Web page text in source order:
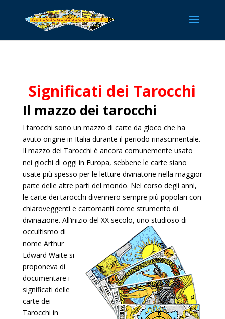
Significati dei Tarocchi
Il mazzo dei tarocchi
I tarocchi sono un mazzo di carte da gioco che ha
avuto origine in Italia durante il periodo rinascimentale.
Il mazzo dei Tarocchi è ancora comunemente usato
nei giochi di oggi in Europa, sebbene le carte siano
usate più spesso per le letture divinatorie nella maggior
parte delle altre parti del mondo. Nel corso degli anni,
le carte dei tarocchi divennero sempre più popolari con
chiaroveggenti e cartomanti come strumento di
divinazione. All’inizio del XX secolo, uno studioso di
occultismo di
nome Arthur
Edward Waite si
proponeva di
documentare i
significati delle
carte dei
Tarocchi in